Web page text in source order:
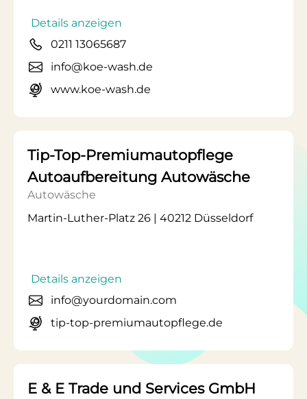
Details anzeigen
0211 13065687
info@koe-wash.de
www.koe-wash.de
Tip-Top-Premiumautopflege
Autoaufbereitung Autowäsche
Autowäsche
Martin-Luther-Platz 26 | 40212 Düsseldorf
Details anzeigen
info@yourdomain.com
tip-top-premiumautopflege.de
E & E Trade und Services GmbH